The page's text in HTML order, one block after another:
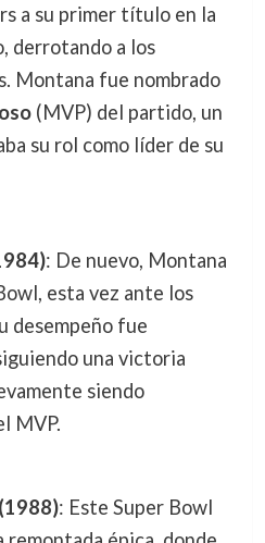
a su primer título en la
derrotando a los
Montana fue nombrado
(MVP) del partido, un
su rol como líder de su
: De nuevo, Montana
esta vez ante los
desempeño fue
una victoria
siendo
MVP.
: Este Super Bowl